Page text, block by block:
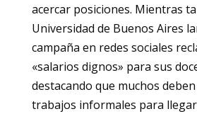
acercar posiciones. Mientras
Universidad de Buenos Aires
campaña en redes sociales
«salarios dignos» para sus
destacando que muchos
trabajos informales para llegar